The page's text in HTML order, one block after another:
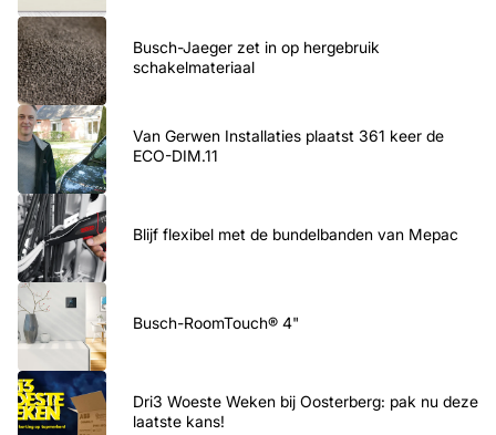
Busch-Jaeger zet in op hergebruik
schakelmateriaal
Van Gerwen Installaties plaatst 361 keer de
ECO-DIM.11
Blijf flexibel met de bundelbanden van Mepac
Busch-RoomTouch® 4"
Dri3 Woeste Weken bij Oosterberg: pak nu deze
laatste kans!